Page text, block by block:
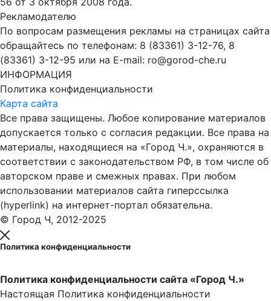
Рекламодателю
По вопросам размещения рекламы на страницах сайта
обращайтесь по телефонам: 8 (83361) 3-12-76, 8
(83361) 3-12-95 или на E-mail: ro@gorod-che.ru
ИНФОРМАЦИЯ
Политика конфиденциальности
Карта сайта
Все права защищены. Любое копирование материалов
допускается только с согласия редакции. Все права на
материалы, находящиеся на «Город Ч.», охраняются в
соответствии с законодательством РФ, в том числе об
авторском праве и смежных правах. При любом
использовании материалов сайта гиперссылка
(hyperlink) на интернет-портал обязательна.
© Город Ч, 2012-2025
Политика конфиденциальности
Политика конфиденциальности сайта «Город Ч.»
Настоящая Политика конфиденциальности